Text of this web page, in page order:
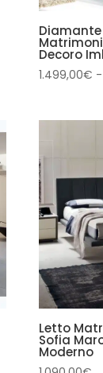
Decoro
1.499,00€ -
Letto
Sofia
Moderno